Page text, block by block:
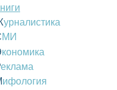
Книги
Журналистика
СМИ
Экономика
Реклама
Мифология